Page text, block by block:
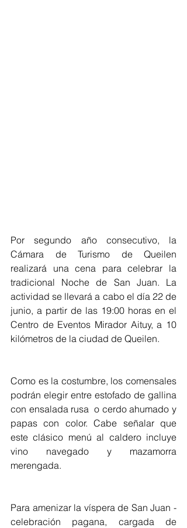
Por segundo año consecutivo, la
Cámara de Turismo de Queilen
realizará una cena para celebrar la
tradicional Noche de San Juan. La
actividad se llevará a cabo el día 22 de
junio, a partir de las 19:00 horas en el
Centro de Eventos Mirador Aituy, a 10
kilómetros de la ciudad de Queilen.
Como es la costumbre, los comensales
podrán elegir entre estofado de gallina
con ensalada rusa  o cerdo ahumado y
papas con color. Cabe señalar que
este clásico menú al caldero incluye
vino navegado y mazamorra
merengada.
Para amenizar la víspera de San Juan -
celebración pagana, cargada de